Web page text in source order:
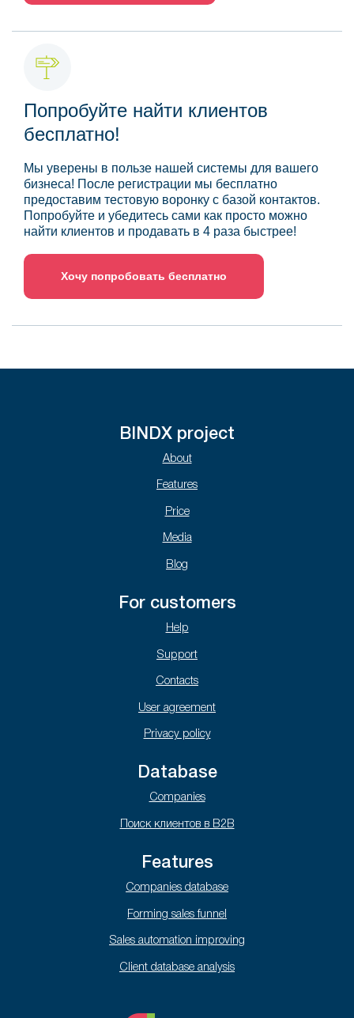
Попробуйте найти клиентов
бесплатно!
Мы уверены в пользе нашей системы для вашего
бизнеса! После регистрации мы бесплатно
предоставим тестовую воронку с базой контактов.
Попробуйте и убедитесь сами как просто можно
найти клиентов и продавать в 4 раза быстрее!
Хочу попробовать бесплатно
BINDX project
About
Features
Price
Media
Blog
For customers
Help
Support
Contacts
User agreement
Privacy policy
Database
Companies
Поиск клиентов в B2B
Features
Companies database
Forming sales funnel
Sales automation improving
Client database analysis